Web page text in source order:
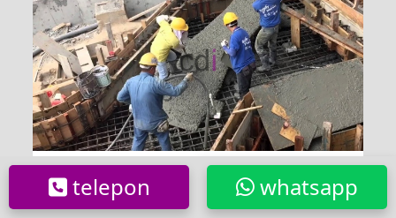
Layanan Cor Jayamix /Readymix di
Kebon Melati Jakarta
whatsapp
telepon